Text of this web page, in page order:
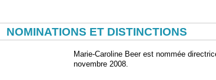
NOMINATIONS ET DISTINCTIONS
Marie-Caroline Beer est nommée
novembre 2008.